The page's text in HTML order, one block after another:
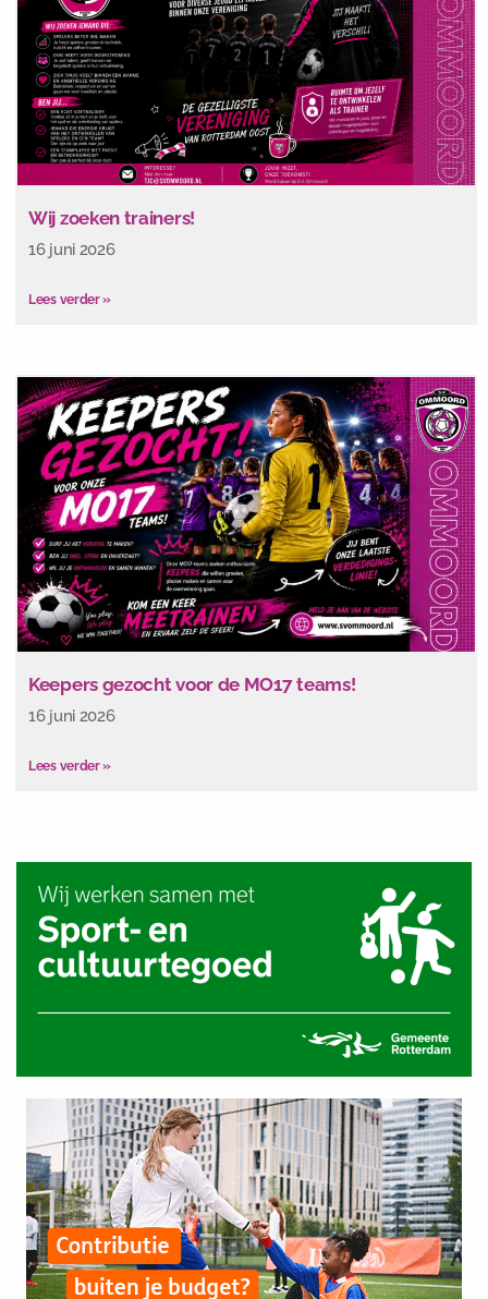
Wij zoeken trainers!
16 juni 2026
Lees verder »
Keepers gezocht voor de MO17 teams!
16 juni 2026
Lees verder »